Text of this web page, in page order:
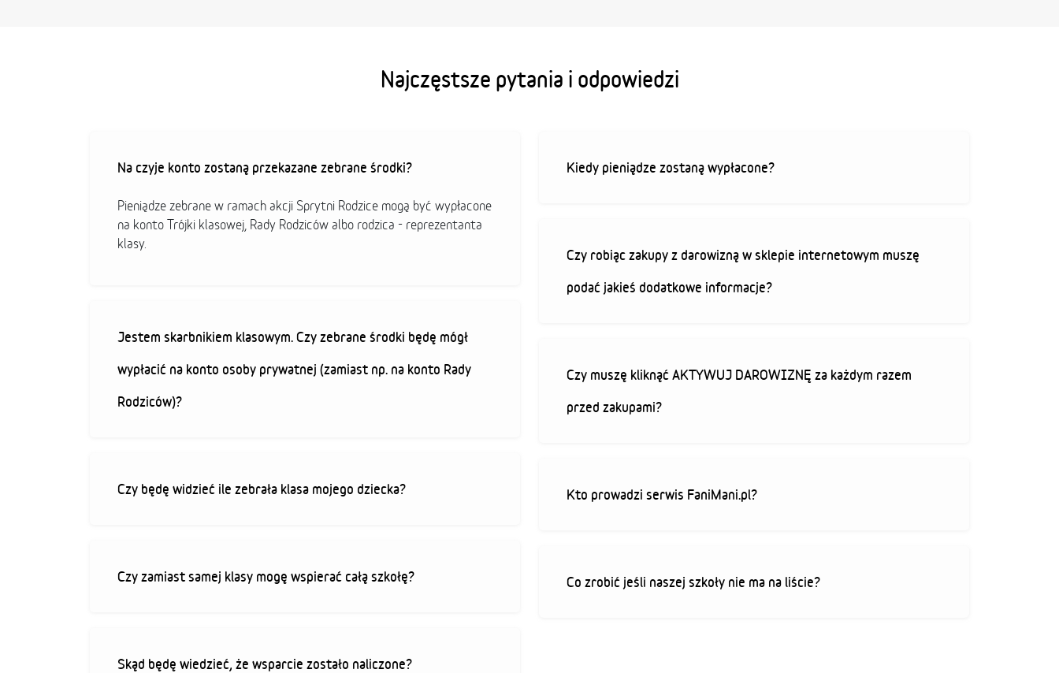
Najczęstsze pytania i odpowiedzi
Na czyje konto zostaną przekazane zebrane środki?
Pieniądze zebrane w ramach akcji Sprytni Rodzice mogą być wypłacone
na konto Trójki klasowej, Rady Rodziców albo rodzica - reprezentanta
klasy.
Jestem skarbnikiem klasowym. Czy zebrane środki będę mógł
wypłacić na konto osoby prywatnej (zamiast np. na konto Rady
Rodziców)?
Czy będę widzieć ile zebrała klasa mojego dziecka?
Czy zamiast samej klasy mogę wspierać całą szkołę?
Skąd będę wiedzieć, że wsparcie zostało naliczone?
Kiedy pieniądze zostaną wypłacone?
Czy robiąc zakupy z darowizną w sklepie internetowym muszę
podać jakieś dodatkowe informacje?
Czy muszę kliknąć AKTYWUJ DAROWIZNĘ za każdym razem
przed zakupami?
Kto prowadzi serwis FaniMani.pl?
Co zrobić jeśli naszej szkoły nie ma na liście?